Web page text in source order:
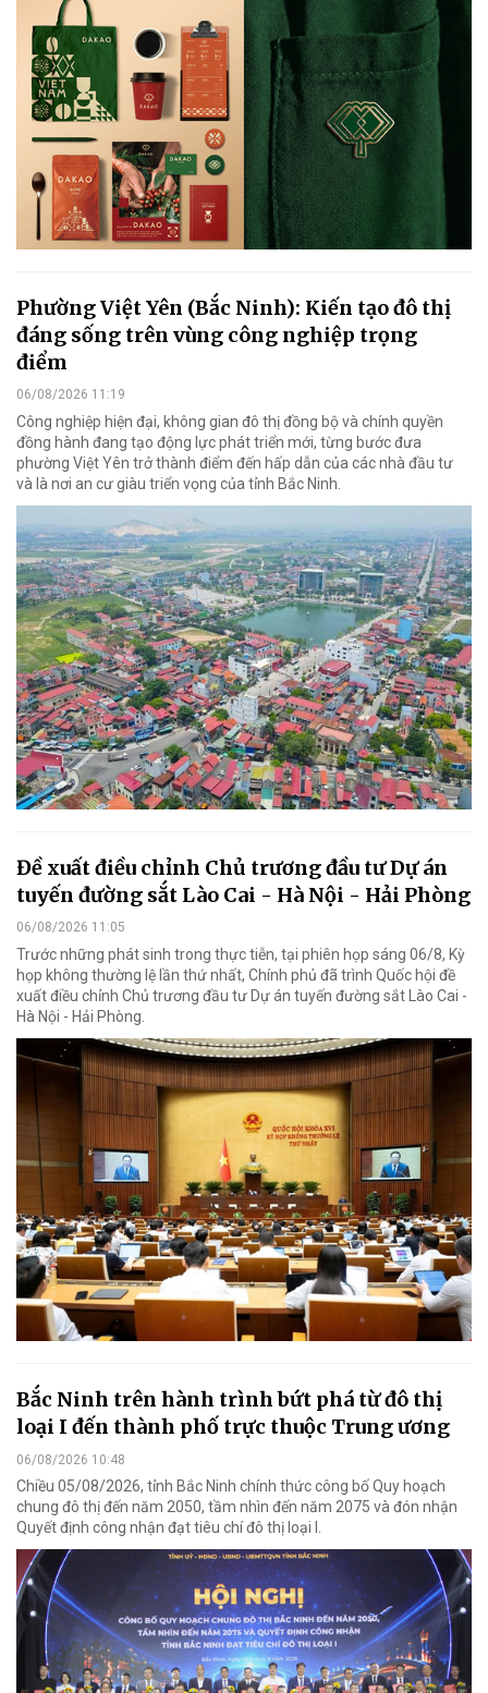
Phường Việt Yên (Bắc Ninh): Kiến tạo đô thị
đáng sống trên vùng công nghiệp trọng
điểm
06/08/2026 11:19
Công nghiệp hiện đại, không gian đô thị đồng bộ và chính quyền
đồng hành đang tạo động lực phát triển mới, từng bước đưa
phường Việt Yên trở thành điểm đến hấp dẫn của các nhà đầu tư
và là nơi an cư giàu triển vọng của tỉnh Bắc Ninh.
Đề xuất điều chỉnh Chủ trương đầu tư Dự án
tuyến đường sắt Lào Cai - Hà Nội - Hải Phòng
06/08/2026 11:05
Trước những phát sinh trong thực tiễn, tại phiên họp sáng 06/8, Kỳ
họp không thường lệ lần thứ nhất, Chính phủ đã trình Quốc hội đề
xuất điều chỉnh Chủ trương đầu tư Dự án tuyến đường sắt Lào Cai -
Hà Nội - Hải Phòng.
Bắc Ninh trên hành trình bứt phá từ đô thị
loại I đến thành phố trực thuộc Trung ương
06/08/2026 10:48
Chiều 05/08/2026, tỉnh Bắc Ninh chính thức công bố Quy hoạch
chung đô thị đến năm 2050, tầm nhìn đến năm 2075 và đón nhận
Quyết định công nhận đạt tiêu chí đô thị loại I.